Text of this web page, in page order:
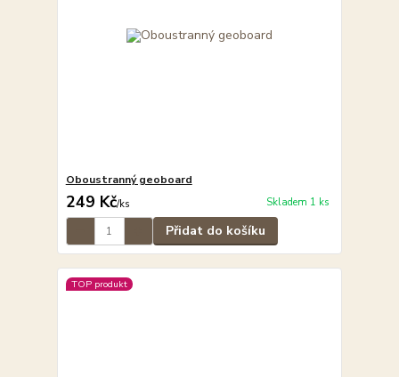
Oboustranný geoboard
249 Kč/ks Skladem 1 ks
Přidat do košíku
TOP produkt